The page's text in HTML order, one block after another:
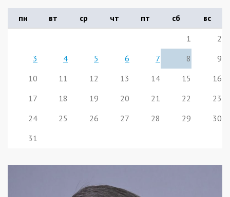
пн вт ср чт пт сб
вс
1
2
3
4 5 6 7 8
9
10
11 12 13 14 15
16
17
18 19 20 21 22
23
24
25 26 27 28 29
30
31